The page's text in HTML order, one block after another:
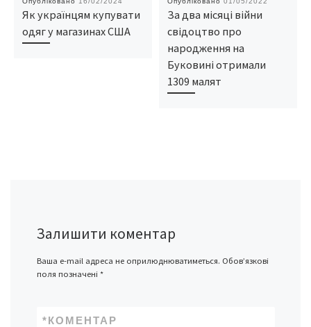
Як українцям купувати
одяг у магазинах США
За два місяці війни
свідоцтво про
народження на
Буковині отримали
1309 малят
Залишити коментар
Ваша e-mail адреса не оприлюднюватиметься. Обов’язкові
поля позначені *
КОМЕНТАР
*